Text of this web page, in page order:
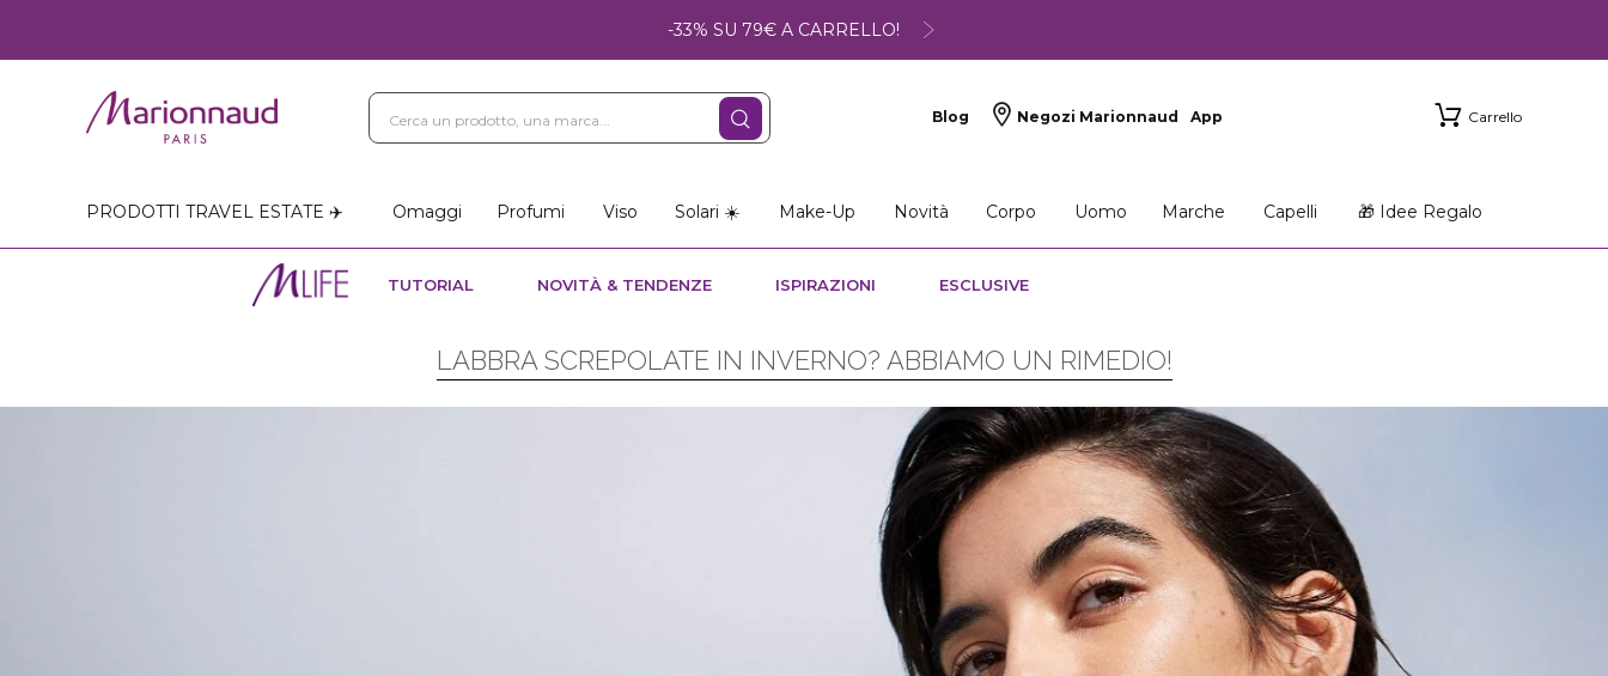
-33% SU 79€ A CARRELLO!
Blog Negozi Marionnaud App Carrello
PRODOTTI TRAVEL ESTATE ✈️ Omaggi Profumi Viso Solari ☀️ Make-Up Novità Corpo Uomo Marche Capelli 🎁 Idee Regalo
TUTORIAL NOVITÀ & TENDENZE ISPIRAZIONI ESCLUSIVE
LABBRA SCREPOLATE IN INVERNO? ABBIAMO UN RIMEDIO!